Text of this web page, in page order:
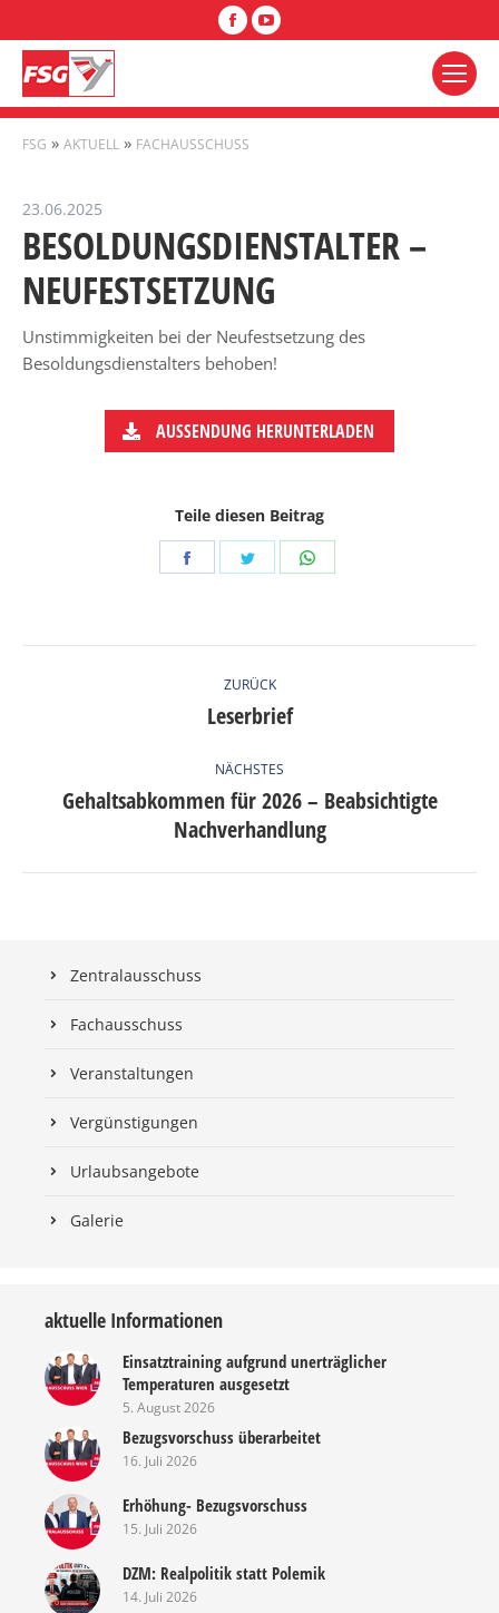
FacebookYouTube
FSG » AKTUELL » FACHAUSSCHUSS
23.06.2025
BESOLDUNGSDIENSTALTER –
NEUFESTSETZUNG
Unstimmigkeiten bei der Neufestsetzung des
Besoldungsdienstalters behoben!
AUSSENDUNG HERUNTERLADEN
Teile diesen Beitrag
Share
Share
KOMMENTARNAVIGATION
ZURÜCK
Vorheriger
Leserbrief
NÄCHSTES
Nächster
Beitrag:
Gehaltsabkommen für 2026 – Beabsichtigte
Nachverhandlung
Zentralausschuss
Fachausschuss
Veranstaltungen
Vergünstigungen
Urlaubsangebote
Galerie
aktuelle Informationen
Einsatztraining aufgrund unerträglicher
Temperaturen ausgesetzt
5. August 2026
Bezugsvorschuss überarbeitet
16. Juli 2026
Erhöhung- Bezugsvorschuss
15. Juli 2026
DZM: Realpolitik statt Polemik
14. Juli 2026